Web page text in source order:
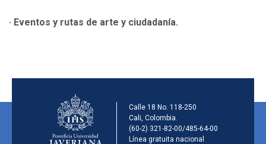
· Eventos y rutas de arte y ciudadanía.
Información de la
Calle 18 No. 118-250
Cali, Colombia.
(60-2) 321-82-00/485-64-00
Línea gratuita nacional